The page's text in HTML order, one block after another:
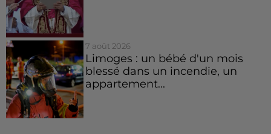
7 août 2026
Limoges : un bébé d'un mois
blessé dans un incendie, un
appartement...